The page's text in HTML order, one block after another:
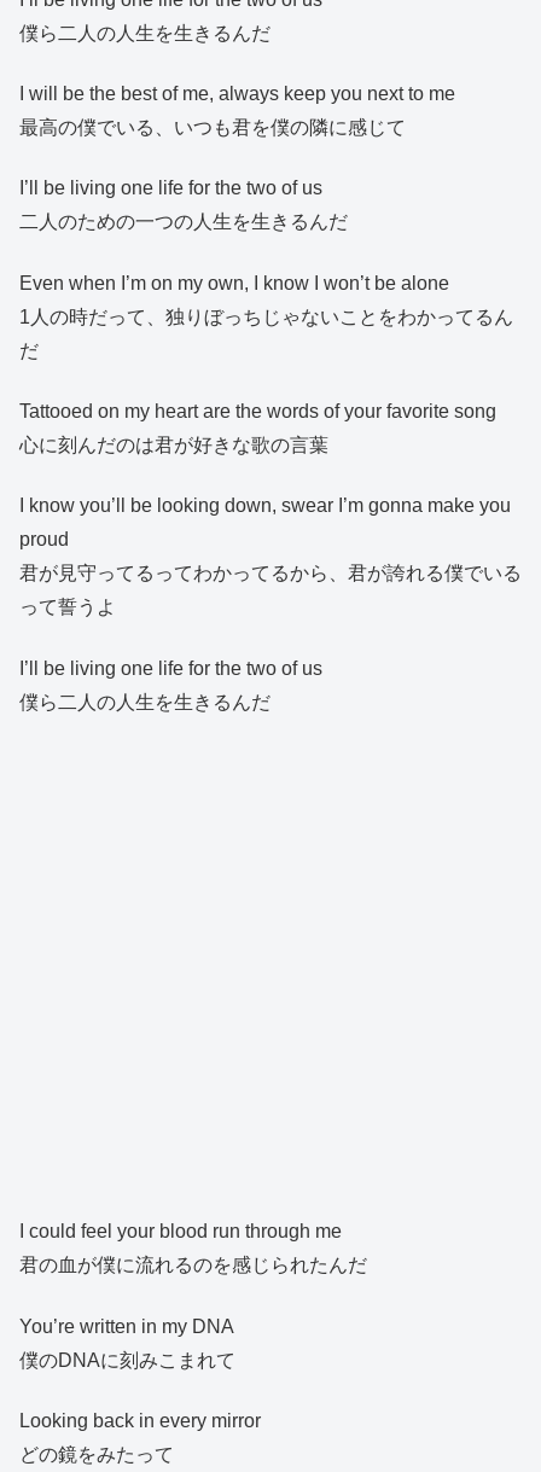
僕ら二人の人生を生きるんだ
I will be the best of me, always keep you next to me
最高の僕でいる、いつも君を僕の隣に感じて
I’ll be living one life for the two of us
二人のための一つの人生を生きるんだ
Even when I’m on my own, I know I won’t be alone
1人の時だって、独りぼっちじゃないことをわかってるん
だ
Tattooed on my heart are the words of your favorite song
心に刻んだのは君が好きな歌の言葉
I know you’ll be looking down, swear I’m gonna make you
proud
君が見守ってるってわかってるから、君が誇れる僕でいる
って誓うよ
I’ll be living one life for the two of us
僕ら二人の人生を生きるんだ
I could feel your blood run through me
君の血が僕に流れるのを感じられたんだ
You’re written in my DNA
僕のDNAに刻みこまれて
Looking back in every mirror
どの鏡をみたって